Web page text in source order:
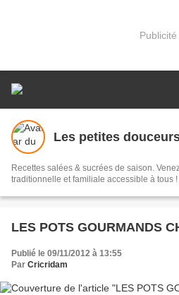
Publicité
Les petites
Recettes salées & sucrées de saison.
traditionnelle et familiale accessible à tous !
LES POTS GOURMANDS
Publié le 09/11/2012 à 13:55
Par Cricridam